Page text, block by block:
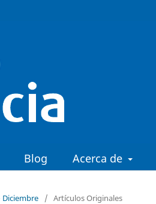
Blog Acerca de
Diciembre / Artículos Originales